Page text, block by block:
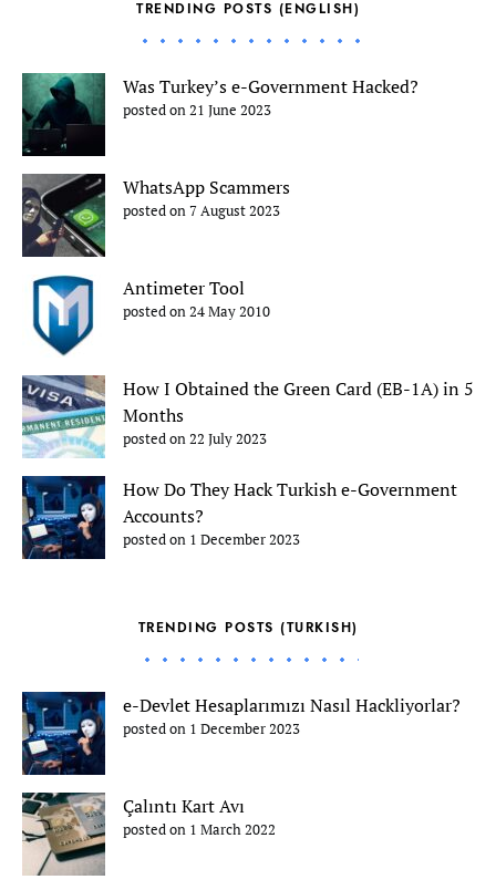
TRENDING POSTS (ENGLISH)
Was Turkey’s e-Government Hacked?
posted on 21 June 2023
WhatsApp Scammers
posted on 7 August 2023
Antimeter Tool
posted on 24 May 2010
How I Obtained the Green Card (EB-1A) in 5
Months
posted on 22 July 2023
How Do They Hack Turkish e-Government
Accounts?
posted on 1 December 2023
TRENDING POSTS (TURKISH)
e-Devlet Hesaplarımızı Nasıl Hackliyorlar?
posted on 1 December 2023
Çalıntı Kart Avı
posted on 1 March 2022